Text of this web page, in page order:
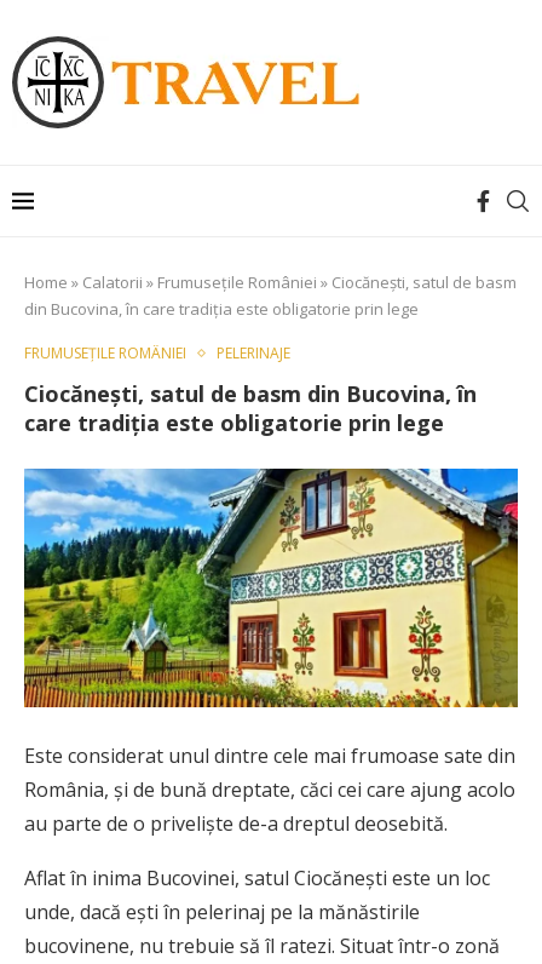
Home » Calatorii » Frumusețile României » Ciocănești, satul de basm
din Bucovina, în care tradiția este obligatorie prin lege
FRUMUSEȚILE ROMÂNIEI PELERINAJE
Ciocănești, satul de basm din Bucovina, în
care tradiția este obligatorie prin lege
Este considerat unul dintre cele mai frumoase sate din
România, și de bună dreptate, căci cei care ajung acolo
au parte de o priveliște de-a dreptul deosebită.
Aflat în inima Bucovinei, satul Ciocănești este un loc
unde, dacă ești în pelerinaj pe la mănăstirile
bucovinene, nu trebuie să îl ratezi. Situat într-o zonă